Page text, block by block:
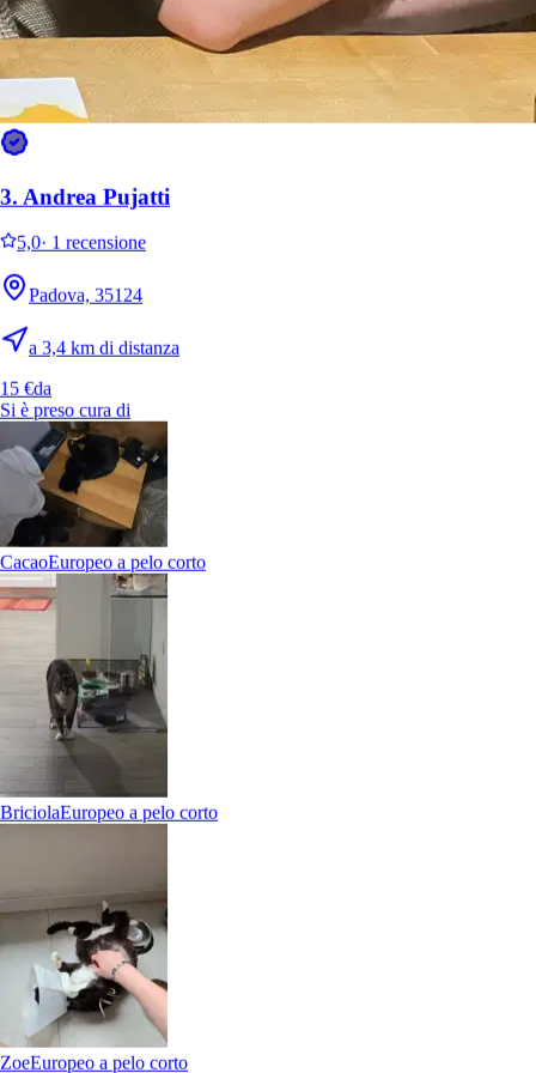
Nicole Rossetto
Nuovo
3. Andrea Pujatti
5,0· 1 recensione
Padova, 35124
a 3,4 km di distanza
15 €da
Si è preso cura di
CacaoEuropeo a pelo corto
BriciolaEuropeo a pelo corto
ZoeEuropeo a pelo corto